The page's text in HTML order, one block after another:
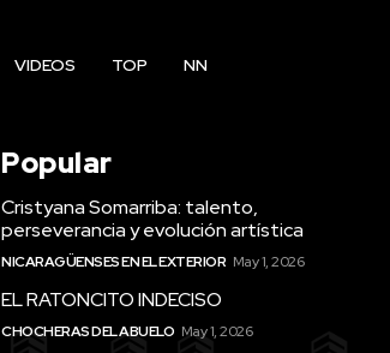
VIDEOS TOP NN
Popular
Cristyana Somarriba: talento,
perseverancia y evolución artística
NICARAGÜENSES EN EL EXTERIOR May 1, 2026
EL RATONCITO INDECISO
CHOCHERAS DEL ABUELO May 1, 2026